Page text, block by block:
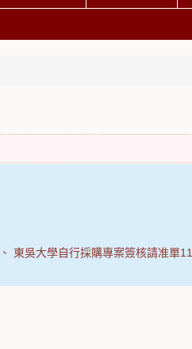
東吳大學自行採購專案簽核請准單